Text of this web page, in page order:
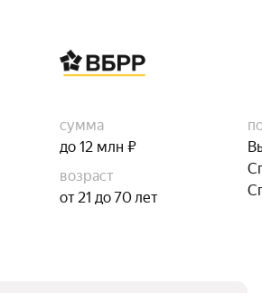
сумма
до 12 млн ₽
возраст
от 21 до 70 лет